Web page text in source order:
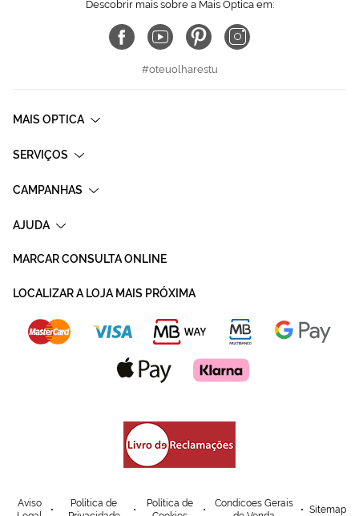
Descobrir mais sobre a Mais Optica em:
#oteuolharestu
MAIS OPTICA
SERVIÇOS
CAMPANHAS
AJUDA
MARCAR CONSULTA ONLINE
LOCALIZAR A LOJA MAIS PRÓXIMA
Aviso
Política de
Política de
Condicoes Gerais
Sitemap